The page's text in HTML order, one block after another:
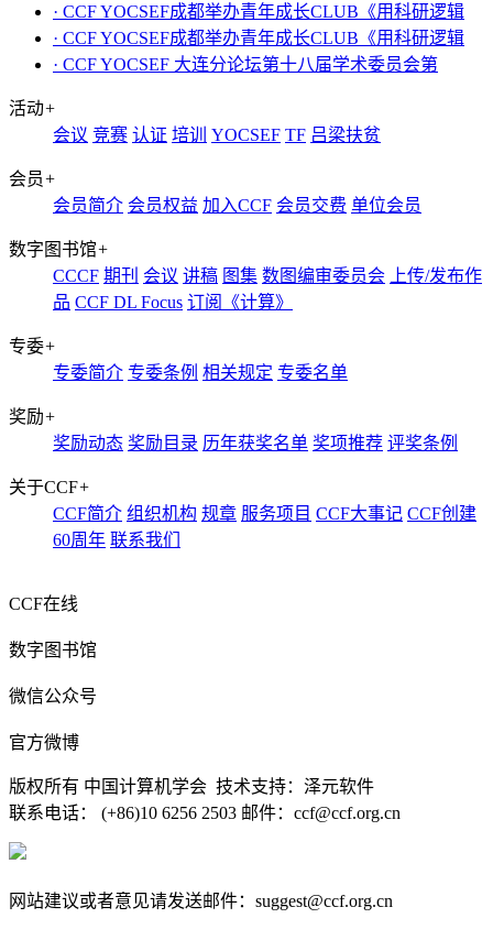
· CCF YOCSEF成都举办青年成长CLUB《用科研逻辑
· CCF YOCSEF成都举办青年成长CLUB《用科研逻辑
· CCF YOCSEF 大连分论坛第十八届学术委员会第
活动+
会议 竞赛 认证 培训 YOCSEF TF 吕梁扶贫
会员+
会员简介 会员权益 加入CCF 会员交费 单位会员
数字图书馆+
CCCF 期刊 会议 讲稿 图集 数图编审委员会
上传/发布作
品 CCF DL Focus 订阅《计算》
专委+
专委简介 专委条例 相关规定 专委名单
奖励+
奖励动态 奖励目录 历年获奖名单 奖项推荐 评奖条例
关于CCF+
CCF简介 组织机构 规章 服务项目 CCF大事记 CCF创建
60周年 联系我们
CCF在线
数字图书馆
微信公众号
官方微博
版权所有 中国计算机学会 技术支持：泽元软件
联系电话： (+86)10 6256 2503 邮件：ccf@ccf.org.cn
网站建议或者意见请发送邮件：suggest@ccf.org.cn